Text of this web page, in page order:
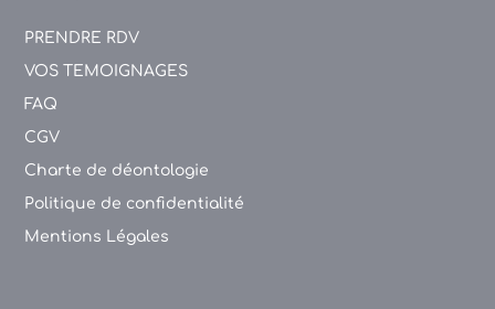
PRENDRE RDV
VOS TEMOIGNAGES
FAQ
CGV
Charte de déontologie
Politique de confidentialité
Mentions Légales